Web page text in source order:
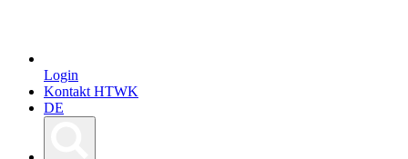
Login
Kontakt HTWK
DE